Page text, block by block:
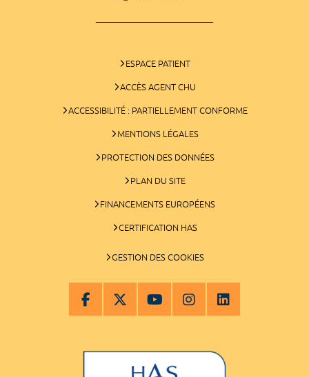
ESPACE PATIENT
ACCÈS AGENT CHU
ACCESSIBILITÉ : PARTIELLEMENT CONFORME
MENTIONS LÉGALES
PROTECTION DES DONNÉES
PLAN DU SITE
FINANCEMENTS EUROPÉENS
CERTIFICATION HAS
GESTION DES COOKIES